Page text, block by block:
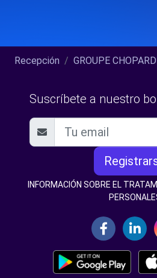
Recepción GROUPE
Suscríbete a nuestro
INFORMACIÓN SOBRE EL